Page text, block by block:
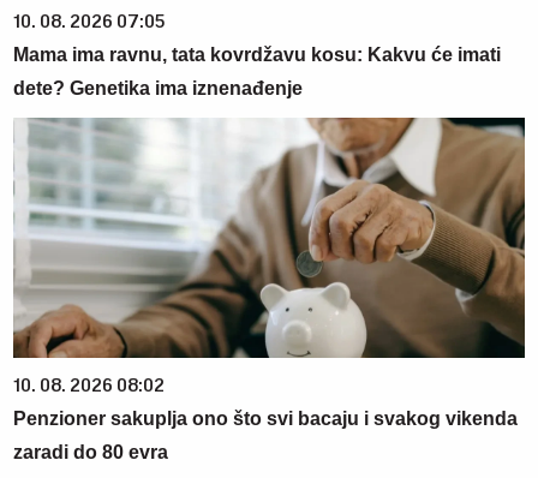
10. 08. 2026 07:05
Mama ima ravnu, tata kovrdžavu kosu: Kakvu će imati
dete? Genetika ima iznenađenje
10. 08. 2026 08:02
Penzioner sakuplja ono što svi bacaju i svakog vikenda
zaradi do 80 evra